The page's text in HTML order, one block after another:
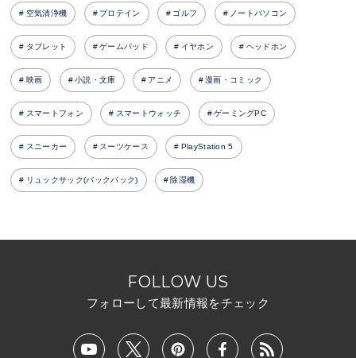
空気清浄機 プロテイン ゴルフ ノートパソコン
タブレット ゲームパッド イヤホン ヘッドホン
映画 小説・文庫 アニメ 漫画・コミック
スマートフォン スマートウォッチ ゲーミングPC
スニーカー スーツケース PlayStation 5
リュックサック(バックパック) 除湿機
FOLLOW US
フォローして最新情報をチェック